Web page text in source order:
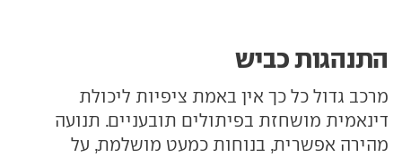
התנהגות כביש
מרכב גדול כל כך אין באמת ציפיות ליכולת
דינאמית מושחזת בפיתולים תובעניים. תנועה
מהירה אפשרית, בנוחות כמעט מושלמת, על